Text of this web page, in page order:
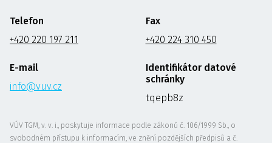
Telefon
+420 220 197 211
E-mail
info@vuv.cz
Fax
+420 224 310 450
Identifikátor datové
schránky
tqepb8z
VÚV TGM, v. v. i., poskytuje informace podle zákonů č. 106/1999 Sb., o
svobodném přístupu k informacím, ve znění pozdějších předpisů a č.